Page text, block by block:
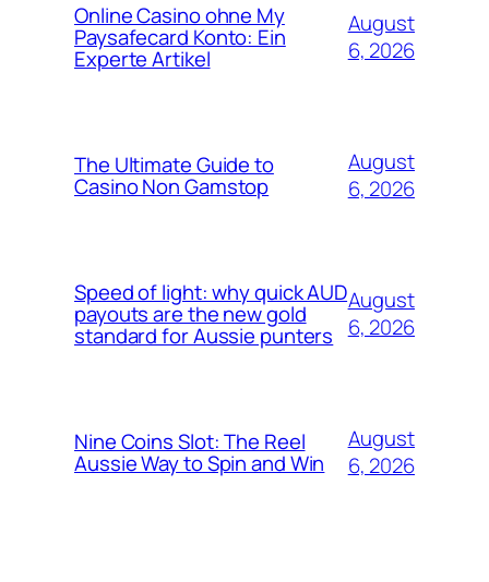
Online Casino ohne My
Paysafecard Konto: Ein
Experte Artikel
August
6, 2026
The Ultimate Guide to
Casino Non Gamstop
August
6, 2026
Speed of light: why quick AUD
payouts are the new gold
standard for Aussie punters
August
6, 2026
Nine Coins Slot: The Reel
Aussie Way to Spin and Win
August
6, 2026